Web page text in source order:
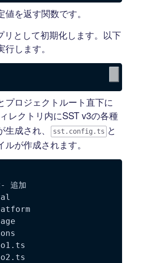
を返す関数です。
リとして初期化します。以下
します。
プロジェクトルート直下に
レクトリ内にSST v3の各種
成され、
sst.config.ts と
が作成されます。
追加